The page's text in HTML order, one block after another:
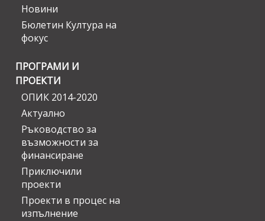
Новини
Бюлетин Култура на
фокус
ПРОГРАМИ И
ПРОЕКТИ
ОПИК 2014-2020
Актуално
Ръководство за
възможности за
финансиране
Приключили
проекти
Проекти в процес на
изпълнение